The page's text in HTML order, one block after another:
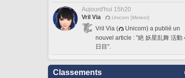
Aujourd'hui 15h20
Vril Via
Unicorn [Meteor]
Vril Via (
Unicorn) a publié un
nouvel article : "絶 妖星乱舞 活動
日目".
Classements